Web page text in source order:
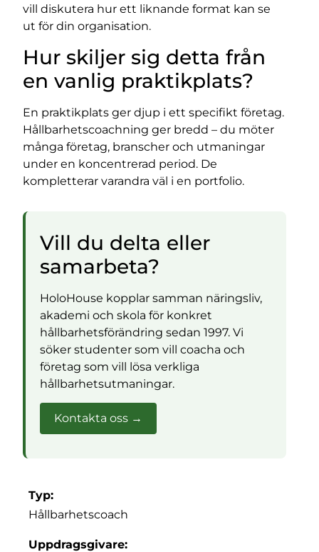
vill diskutera hur ett liknande format kan se
ut för din organisation.
Hur skiljer sig detta från
en vanlig praktikplats?
En praktikplats ger djup i ett specifikt företag.
Hållbarhetscoachning ger bredd – du möter
många företag, branscher och utmaningar
under en koncentrerad period. De
kompletterar varandra väl i en portfolio.
Vill du delta eller
samarbeta?
HoloHouse kopplar samman näringsliv,
akademi och skola för konkret
hållbarhetsförändring sedan 1997. Vi
söker studenter som vill coacha och
företag som vill lösa verkliga
hållbarhetsutmaningar.
Kontakta oss →
Typ:
Hållbarhetscoach
Uppdragsgivare: